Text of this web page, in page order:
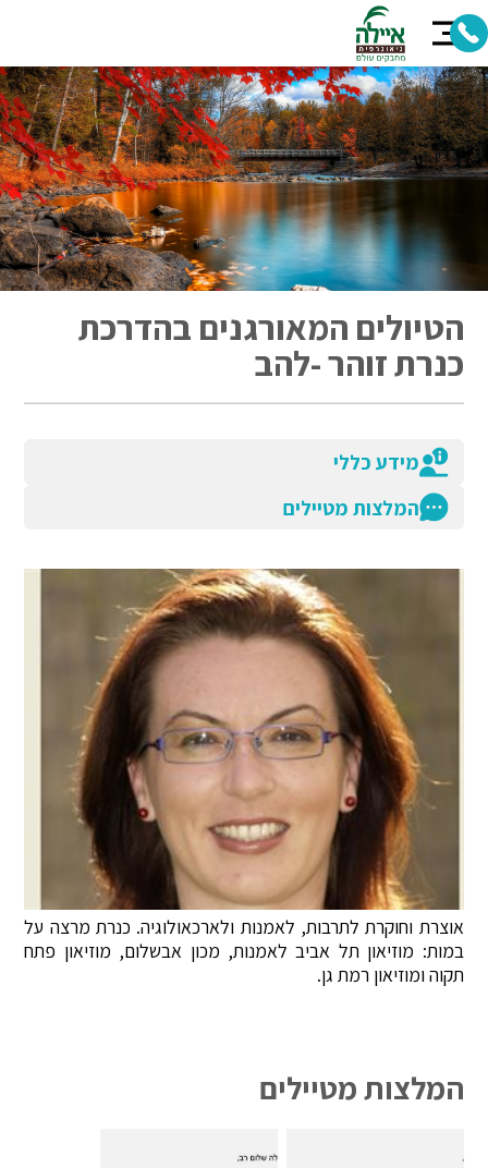
הטיולים המאורגנים בהדרכת
כנרת זוהר -להב
מידע כללי
המלצות מטיילים
אוצרת וחוקרת לתרבות, לאמנות ולארכאולוגיה. כנרת מרצה על
במות: מוזיאון תל אביב לאמנות, מכון אבשלום, מוזיאון פתח
תקוה ומוזיאון רמת גן.
המלצות מטיילים